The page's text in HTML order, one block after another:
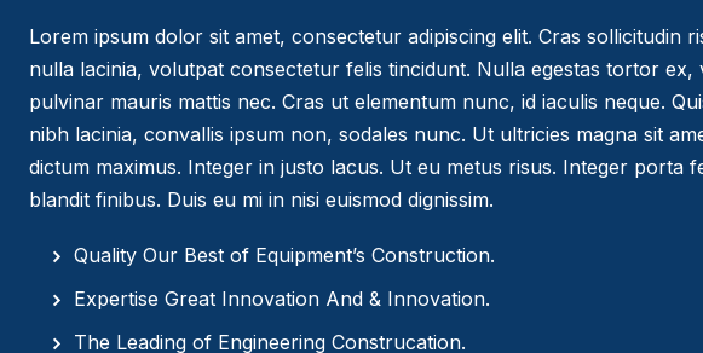
Lorem ipsum dolor sit amet, consectetur adipiscing elit. Cras sollicitudin
nulla lacinia, volutpat consectetur felis tincidunt. Nulla egestas tortor ex,
pulvinar mauris mattis nec. Cras ut elementum nunc, id iaculis neque.
nibh lacinia, convallis ipsum non, sodales nunc. Ut ultricies magna sit
dictum maximus. Integer in justo lacus. Ut eu metus risus. Integer porta
blandit finibus. Duis eu mi in nisi euismod dignissim.
Quality Our Best of Equipment’s Construction.
Expertise Great Innovation And & Innovation.
The Leading of Engineering Construcation.